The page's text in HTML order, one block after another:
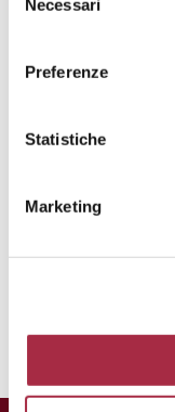
Necessari
Preferenze
Statistiche
Marketing
intégrante
Bureau de